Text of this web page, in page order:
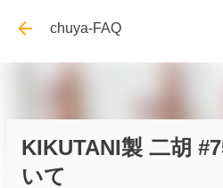
スキップしてメイン
chuya-FAQ
KIKUTANI製 二胡
いて